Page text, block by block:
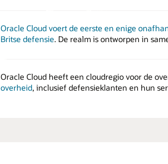
Oracle Cloud voert de eerste en enige
Britse defensie. De realm is ontworpen in
Oracle Cloud heeft een cloudregio voor de
overheid, inclusief defensieklanten en hun